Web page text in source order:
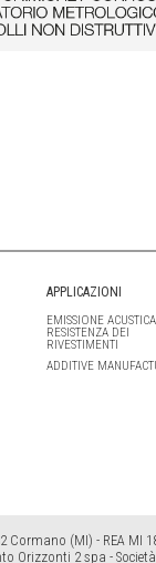
APPLICAZIONI
EMISSIONE
RESISTENZA DEI
RIVESTIMENTI
ADDITIVE
Cormano (MI) - REA MI
Orizzonti 2 spa -